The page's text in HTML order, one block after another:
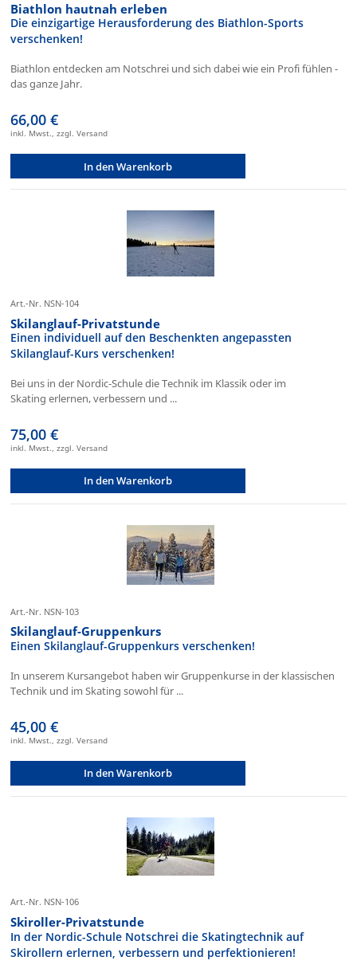
Biathlon hautnah erleben
Die einzigartige Herausforderung des Biathlon-Sports
verschenken!
Biathlon entdecken am Notschrei und sich dabei wie ein Profi fühlen -
das ganze Jahr.
66,00 €
inkl. Mwst., zzgl. Versand
In den Warenkorb
Art.-Nr. NSN-104
Skilanglauf-Privatstunde
Einen individuell auf den Beschenkten angepassten
Skilanglauf-Kurs verschenken!
Bei uns in der Nordic-Schule die Technik im Klassik oder im
Skating erlernen, verbessern und ...
75,00 €
inkl. Mwst., zzgl. Versand
In den Warenkorb
Art.-Nr. NSN-103
Skilanglauf-Gruppenkurs
Einen Skilanglauf-Gruppenkurs verschenken!
In unserem Kursangebot haben wir Gruppenkurse in der klassischen
Technik und im Skating sowohl für ...
45,00 €
inkl. Mwst., zzgl. Versand
In den Warenkorb
Art.-Nr. NSN-106
Skiroller-Privatstunde
In der Nordic-Schule Notschrei die Skatingtechnik auf
Skirollern erlernen, verbessern und perfektionieren!